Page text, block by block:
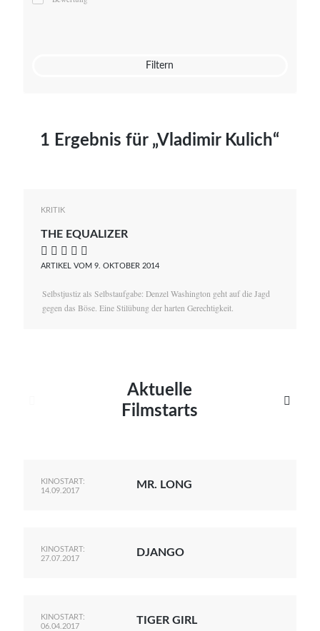
Mato von Vogelstein
Filtern
1 Ergebnis für „Vladimir Kulich“
KRITIK
THE EQUALIZER
    
ARTIKEL VOM 9. OKTOBER 2014
Selbstjustiz als Selbstaufgabe: Denzel Washington geht auf die Jagd
gegen das Böse. Eine Stilübung der harten Gerechtigkeit.
Aktuelle
Filmstarts

KINOSTART:
14.09.2017
MR. LONG
KINOSTART:
27.07.2017
DJANGO
KINOSTART:
06.04.2017
TIGER GIRL